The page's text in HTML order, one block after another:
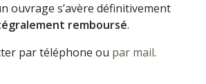
ouvrage s’avère définitivement
remboursé.
par téléphone ou par mail.